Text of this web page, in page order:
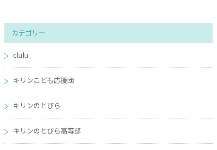
カテゴリー
clulu
キリンこども応援団
キリンのとびら
キリンのとびら高等部